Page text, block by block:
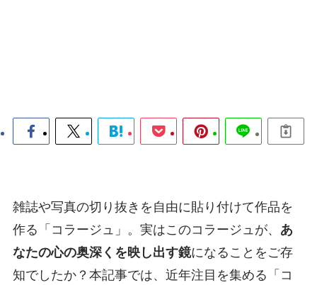
雑誌や写真の切り抜きを自由に貼り付けて作品を
作る「コラージュ」。実はこのコラージュが、 あ
なたの心の奥深くを映し出す鏡になることをご存
知でしたか？本記事では、近年注目を集める「コ